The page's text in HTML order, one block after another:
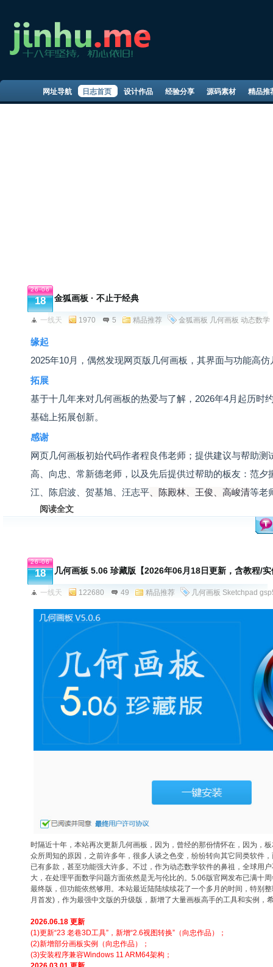
网址导航 日志首页 设计作品 经验分享 源码素材 精品推
26-06
18 金狐画板 · 不止于经典
一线天 1970 5 精品推荐 金狐画板 几何画板 动态数学
缘起
2025年10月，偶然发现网页版几何画板，其界面与功能高仿
拓展
基于十几年来对几何画板的热爱与了解，2026年4月起历时
基础上拓展创新。
感谢
网页几何画板初始代码作者程良伟老师；提供建议与帮助测
高、向忠、常新德老师，以及先后提供过帮助的板友：范夕
江、陈启波、贺基旭、汪志平 、陈殿林、王俊 、高峻清等老
阅读全文
26-06
18 几何画板 5.06 珍藏版【2026年06月18日更新，含教程/
一线天 122680 49 精品推荐 几何画板 Sketchpad
时隔近十年，本站再次更新几何画板，因为，曾经的那份情怀在，因为，
众所周知的原因，之前许多年，很多人谈之色变，纷纷转向其它同类软件
已有多款，甚至功能强大许多。不过，作为动态数学软件的鼻祖，全球用
大，在处理平面数学问题方面依然是无与伦比的。5.06版官网发布已满十
最终版，但功能依然够用。本站最近陆陆续续花了一个多月的时间，特别
月首发)，作为最强中文版的升级版，新增了大量画板高手的工具和实例，
2026.06.18 更新
(1)更新“23 老巷3D工具”，新增“2.6视图转换”（向忠作品）；
(2)新增部分画板实例（向忠作品）；
(3)安装程序兼容Windows 11 ARM64架构；